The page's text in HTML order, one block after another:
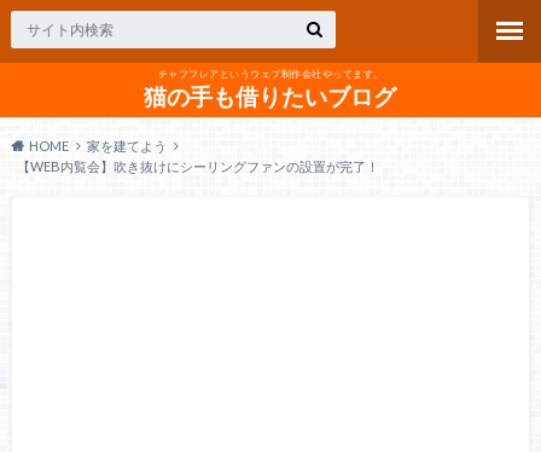
チャフフレアというウェブ制作会社やってます。
猫の手も借りたいブログ
HOME
家を建てよう
【WEB内覧会】吹き抜けにシーリングファンの設置が完了！